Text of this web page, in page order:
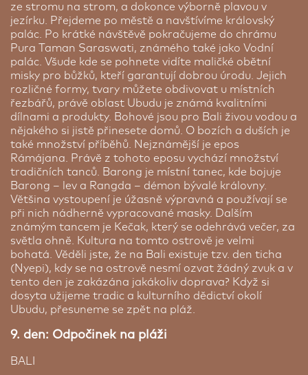
ze stromu na strom, a dokonce výborně plavou v
jezírku. Přejdeme po městě a navštívíme královský
palác. Po krátké návštěvě pokračujeme do chrámu
Pura Taman Saraswati, známého také jako Vodní
palác. Všude kde se pohnete vidíte maličké obětní
misky pro bůžků, kteří garantují dobrou úrodu. Jejich
rozličné formy, tvary můžete obdivovat u místních
řezbářů, právě oblast Ubudu je známá kvalitními
dílnami a produkty. Bohové jsou pro Bali živou vodou a
nějakého si jistě přinesete domů. O bozích a duších je
také množství příběhů. Nejznámější je epos
Rámájana. Právě z tohoto eposu vychází množství
tradičních tanců. Barong je místní tanec, kde bojuje
Barong – lev a Rangda – démon bývalé královny.
Většina vystoupení je úžasně výpravná a používají se
při nich nádherně vypracované masky. Dalším
známým tancem je Kečak, který se odehrává večer, za
světla ohně. Kultura na tomto ostrově je velmi
bohatá. Věděli jste, že na Bali existuje tzv. den ticha
(Nyepi), kdy se na ostrově nesmí ozvat žádný zvuk a v
tento den je zakázána jakákoliv doprava? Když si
dosyta užijeme tradic a kulturního dědictví okolí
Ubudu, přesuneme se zpět na pláž.
9. den: Odpočinek na pláži
BALI